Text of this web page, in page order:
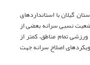
گیلان با استانداردهای
نسبی سرانه بعضی از
تمام مناطق، کمتر از
اصلاح سرانه جهت